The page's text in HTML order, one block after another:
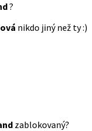
?
nikdo jiný než ty :)
zablokovaný?